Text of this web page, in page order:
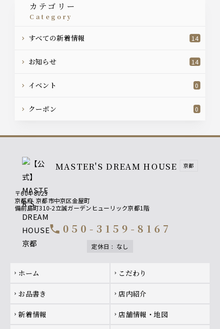
カテゴリー
category
すべての新着情報 14
お知らせ 14
イベント 0
クーポン 0
MASTER'S DREAM HOUSE 京都
〒604-8023
京都府 京都市中京区金屋町
備前島町310-2立誠ガーデンヒューリック京都1階
call 050-3159-8167
定休日 : なし
Footer navigation
chevron_right ホーム chevron_right こだわり
chevron_right お品書き chevron_right 店内紹介
chevron_right 新着情報 chevron_right 店舗情報・地図